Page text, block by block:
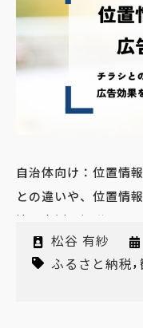
自治体向け：位置情
との違いや、位置情
法・事例を解説！
松谷 有紗
ふるさと納税,